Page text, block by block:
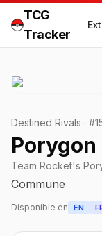
TCG
Tracker
Destined Rivals · #
Porygon
Team Rocket's
Commune
Disponible en EN